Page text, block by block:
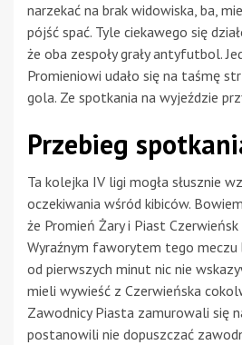
narzekać na brak widowiska, ba,
pójść spać. Tyle ciekawego się
że oba zespoły grały antyfutbol.
Promieniowi udało się na taśmę
gola. Ze spotkania na wyjeździe
Przebieg
Ta kolejka IV ligi mogła słusznie
oczekiwania wśród kibiców.
że Promień Żary i Piast
Wyraźnym faworytem tego meczu
od pierwszych minut nic nie
mieli wywieść z Czerwieńska
Zawodnicy Piasta zamurowali się
postanowili nie dopuszczać